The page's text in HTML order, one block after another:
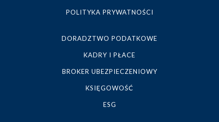
POLITYKA PRYWATNOŚCI
DORADZTWO PODATKOWE
KADRY I PŁACE
BROKER UBEZPIECZENIOWY
KSIĘGOWOŚĆ
ESG